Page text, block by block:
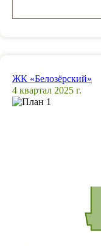
ЖК «Белозёрский»
4 квартал 2025 г.